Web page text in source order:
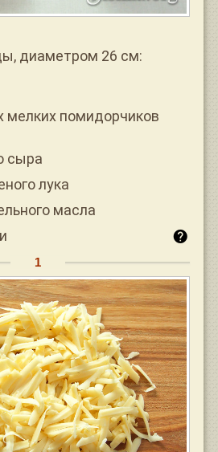
диаметром 26 см:
мелких помидорчиков
сыра
лука
масла